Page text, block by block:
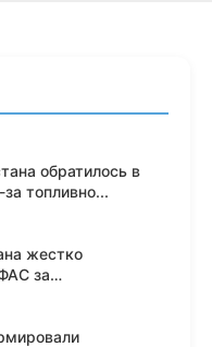
обратилось в
топливно...
жестко
за